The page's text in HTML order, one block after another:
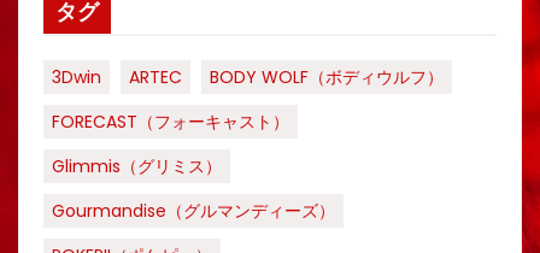
タグ
3Dwin ARTEC
BODY WOLF（ボディウルフ）
FORECAST（フォーキャスト）
Glimmis（グリミス）
Gourmandise（グルマンディーズ）